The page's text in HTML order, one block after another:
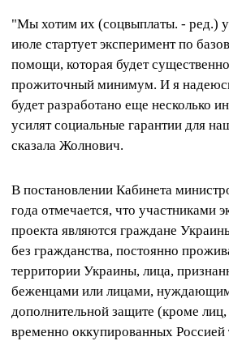
"Мы хотим их (соцвыплаты. - ред.)
июле стартует эксперимент по
помощи, которая будет
прожиточный минимум. И я
будет разработано еще несколько
усилят социальные гарантии для
сказала Жолнович.
В постановлении Кабинета
года отмечается, что участниками
проекта являются граждане
без гражданства, постоянно
территории Украины, лица,
беженцами или лицами,
дополнительной защите (кроме
временно оккупированных Россией